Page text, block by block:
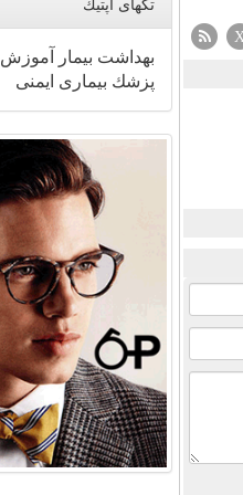
X
تگهای اپتیك
بهداشت بیمار آموزش
پزشك بیماری ایمنی